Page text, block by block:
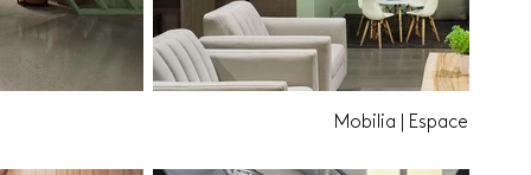
Mobilia | Espace